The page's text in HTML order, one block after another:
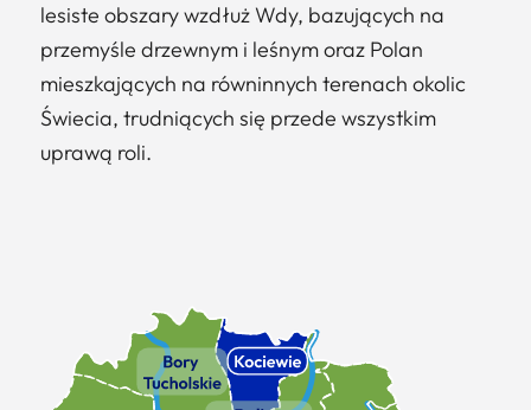
lesiste obszary wzdłuż Wdy, bazujących na
przemyśle drzewnym i leśnym oraz Polan
mieszkających na równinnych terenach okolic
Świecia, trudniących się przede wszystkim
uprawą roli.